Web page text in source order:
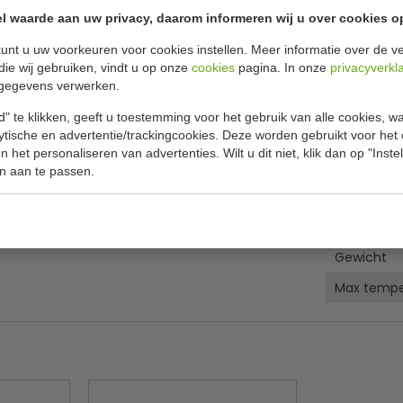
waarde aan uw privacy, daarom informeren wij u over cookies
u uw voorkeuren voor cookies instellen. Meer informatie over de
wij gebruiken, vindt u op onze cookies pagina. In onze
verwerken.
te klikken, geeft u toestemming voor het gebruik van alle cookies,
en advertentie/trackingcookies. Deze worden gebruikt voor het
het personaliseren van advertenties. Wilt u dit niet, klik dan op
aan te passen.
met geventileerde
Zo kunnen gerechten in reservoirs
Model
Vermogen
Voltage
Gewicht
Max